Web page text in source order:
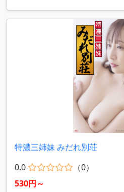
特濃三姉妹 みだれ別荘
0.0
（0）
530円～